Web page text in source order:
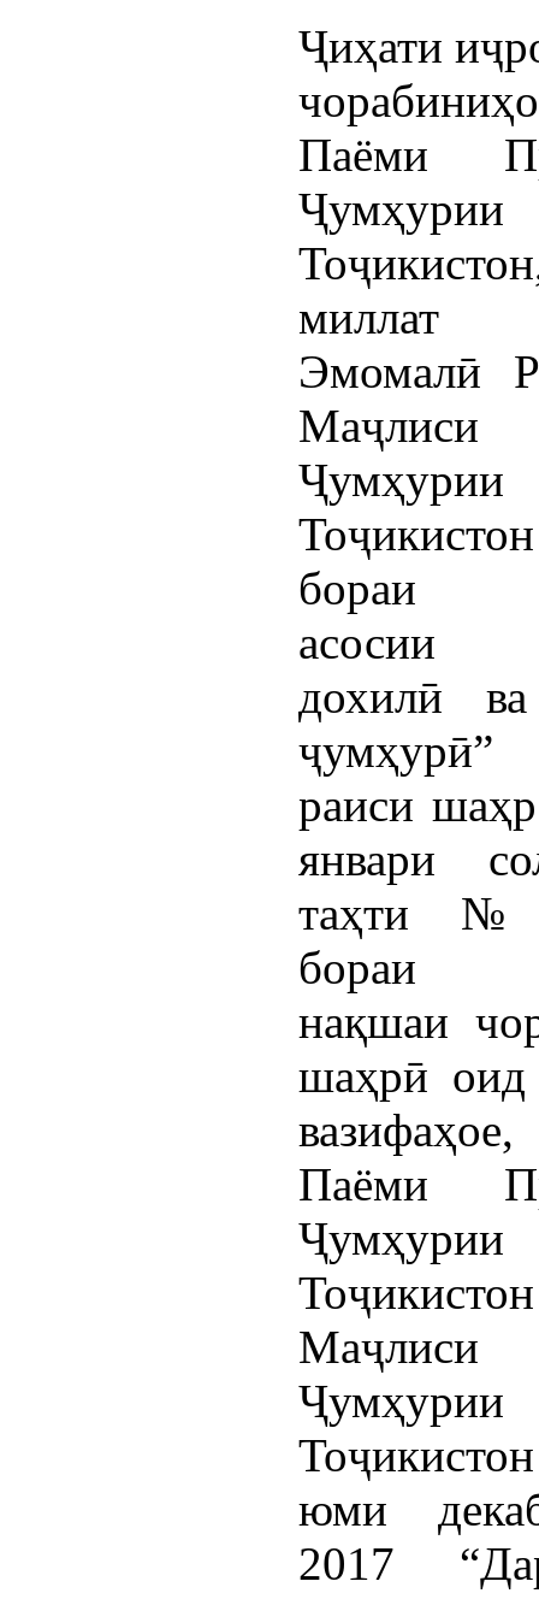
Ҷиҳати
Паёми
Ҷумҳурии
миллат
Эмомалӣ
Ҷумҳурии
бораи
асосии
дохилӣ
раиси
январи
таҳти
бораи
нақшаи
шаҳрӣ
Паёми
Ҷумҳурии
Ҷумҳурии
юми
2017